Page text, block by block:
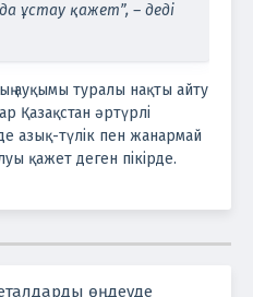
ұстау қажет”, – деді
ауқымы туралы нақты айту
Қазақстан әртүрлі
азық-түлік пен жанармай
қажет деген пікірде.
өңдеуде